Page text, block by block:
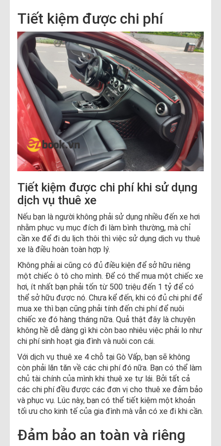
Tiết kiệm được chi phí
Tiết kiệm được chi phí khi sử dụng
dịch vụ thuê xe
Nếu bạn là người không phải sử dụng nhiều đến xe hơi
nhằm phục vụ mục đích đi làm bình thường, mà chỉ
cần xe để đi du lịch thôi thì việc sử dụng dịch vụ thuê
xe là điều hoàn toàn hợp lý.
Không phải ai cũng có đủ điều kiện để sở hữu riêng
một chiếc ô tô cho mình. Để có thể mua một chiếc xe
hơi, ít nhất bạn phải tốn từ 500 triệu đến 1 tỷ để có
thể sở hữu được nó. Chưa kể đến, khi có đủ chi phí để
mua xe thì bạn cũng phải tính đến chi phí để nuôi
chiếc xe đó hàng tháng nữa. Quả thật đây là chuyện
không hề dễ dàng gì khi còn bao nhiêu việc phải lo như
chi phí sinh hoạt gia đình và nuôi con cái.
Với dịch vụ thuê xe 4 chỗ tại Gò Vấp, bạn sẽ không
còn phải lăn tăn về các chi phí đó nữa. Bạn có thể làm
chủ tài chính của mình khi thuê xe tự lái. Bởi tất cả
các chi phí đều được các đơn vị cho thuê xe đảm bảo
và phục vụ. Lúc này, bạn có thể tiết kiệm một khoản
tối ưu cho kinh tế của gia đình mà vẫn có xe đi khi cần.
Đảm bảo an toàn và riêng